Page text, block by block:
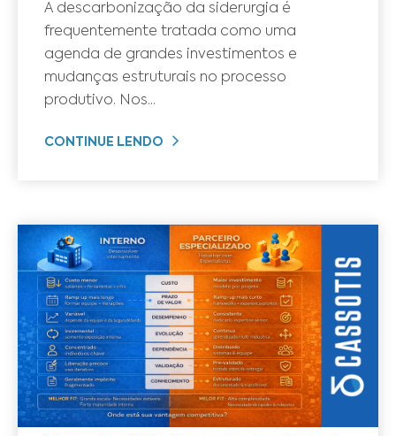
A descarbonização da siderurgia é
frequentemente tratada como uma
agenda de grandes investimentos e
mudanças estruturais no processo
produtivo. Nos...
CONTINUE LENDO